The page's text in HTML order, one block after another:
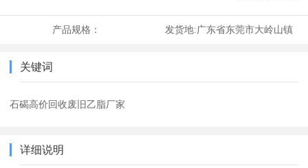
产品规格： 发货地:广东省东莞市大岭山镇
关键词
石碣高价回收废旧乙脂厂家
详细说明